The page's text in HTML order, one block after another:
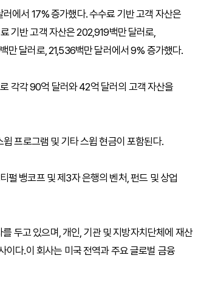
에서 17% 증가했다. 수수료 기반 고객 자산은
기반 고객 자산은 202,919백만 달러로,
만 달러로, 21,536백만 달러에서 9% 증가했다.
각각 90억 달러와 42억 달러의 고객 자산을
프로그램 및 기타 스윕 현금이 포함된다.
펄 뱅코프 및 제3자 은행의 벤처, 펀드 및 상업
두고 있으며, 개인, 기관 및 지방자치단체에 재산
이다.이 회사는 미국 전역과 주요 글로벌 금융